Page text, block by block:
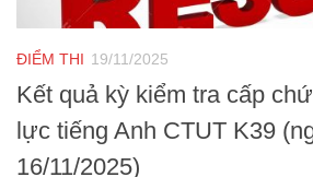
ĐIỂM THI 19/11/2025
Kết quả kỳ kiểm tra cấp
lực tiếng Anh CTUT K39
16/11/2025)